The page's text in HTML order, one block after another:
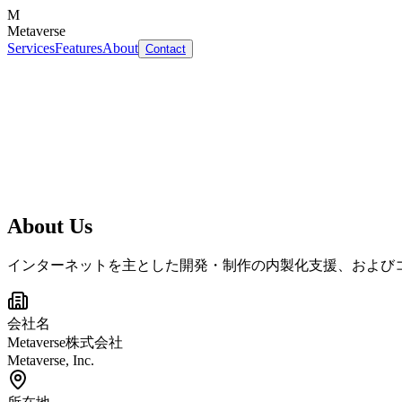
M
Metaverse
ServicesFeaturesAbout Contact
About Us
インターネットを主とした開発・制作の内製化支援、および
会社名
Metaverse株式会社
Metaverse, Inc.